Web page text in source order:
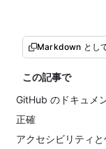
Markdown とし
この記事で
GitHub のドキュメ
正確
アクセシビリティと